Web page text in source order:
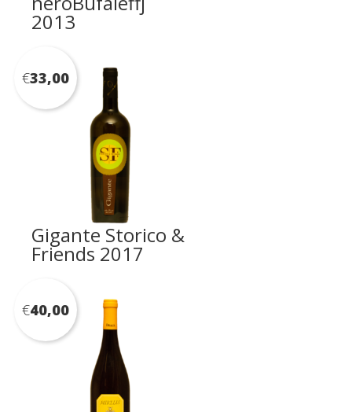
2013
Gigante Storico &
Friends 2017
€33,00
€40,00